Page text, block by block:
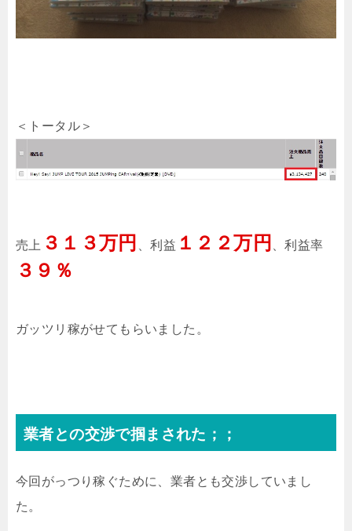
＜トータル＞
売上 ３１３万円 、利益 １２２万円 、利益率
３９％
ガッツリ稼がせてもらいました。
業者との交渉で掴まされた；；
今回がっつり稼ぐために、業者とも交渉していまし
た。